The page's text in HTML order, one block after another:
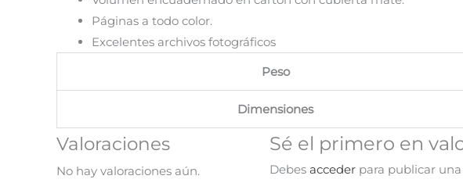
Páginas a todo color.
Excelentes archivos fotográficos
Peso
Dimensiones
Valoraciones
No hay valoraciones aún.
Sé el primero en
Debes acceder para publicar una